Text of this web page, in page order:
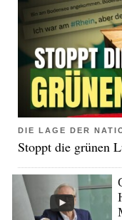
DIE LAGE DER
Stoppt die grünen